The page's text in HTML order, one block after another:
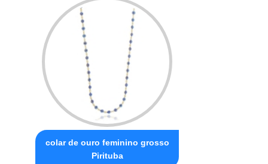
colar de ouro feminino grosso
Pirituba